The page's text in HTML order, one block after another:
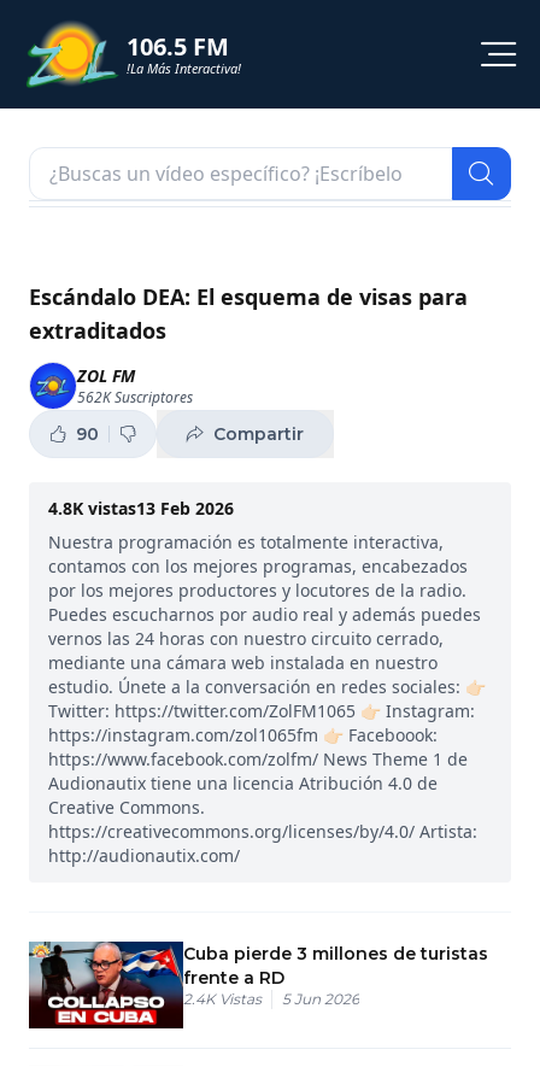
106.5 FM
!La Más Interactiva!
NOTICIAS
SHORTS
PODCAST
ZOL TV
Escándalo DEA: El esquema de visas para
extraditados
ZOL FM
562KSuscriptores
90 Compartir
4.8K vistas13 Feb 2026
Nuestra programación es totalmente interactiva,
contamos con los mejores programas, encabezados
por los mejores productores y locutores de la radio.
Puedes escucharnos por audio real y además puedes
vernos las 24 horas con nuestro circuito cerrado,
mediante una cámara web instalada en nuestro
estudio. Únete a la conversación en redes sociales: 👉🏻
Twitter: https://twitter.com/ZolFM1065 👉🏻 Instagram:
https://instagram.com/zol1065fm 👉🏻 Faceboook:
https://www.facebook.com/zolfm/ News Theme 1 de
Audionautix tiene una licencia Atribución 4.0 de
Creative Commons.
https://creativecommons.org/licenses/by/4.0/ Artista:
http://audionautix.com/
Cuba pierde 3 millones de turistas
frente a RD
2.4K Vistas 5 Jun 2026